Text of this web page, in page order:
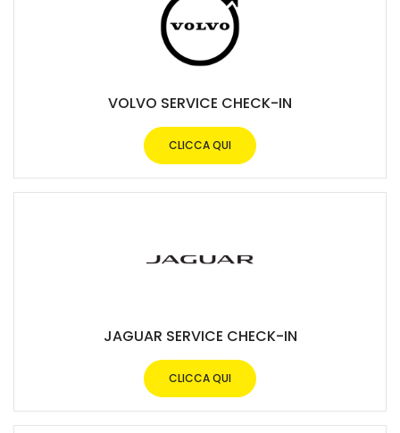
VOLVO SERVICE CHECK-IN
CLICCA QUI
JAGUAR SERVICE CHECK-IN
CLICCA QUI